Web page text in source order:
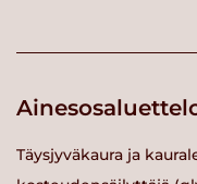
Täysjyväkaura ja